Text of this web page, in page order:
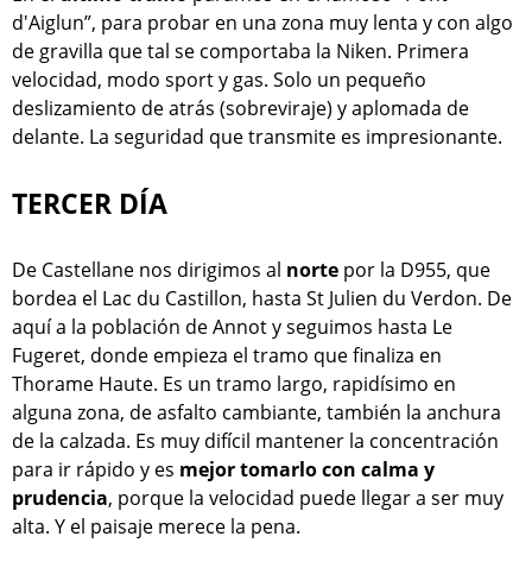
d'Aiglun”, para probar en una zona muy lenta y con algo
de gravilla que tal se comportaba la Niken. Primera
velocidad, modo sport y gas. Solo un pequeño
deslizamiento de atrás (sobreviraje) y aplomada de
delante. La seguridad que transmite es impresionante.
TERCER DÍA
De Castellane nos dirigimos al norte por la D955, que
bordea el Lac du Castillon, hasta St Julien du Verdon. De
aquí a la población de Annot y seguimos hasta Le
Fugeret, donde empieza el tramo que finaliza en
Thorame Haute. Es un tramo largo, rapidísimo en
alguna zona, de asfalto cambiante, también la anchura
de la calzada. Es muy difícil mantener la concentración
para ir rápido y es mejor tomarlo con calma y
prudencia, porque la velocidad puede llegar a ser muy
alta. Y el paisaje merece la pena.